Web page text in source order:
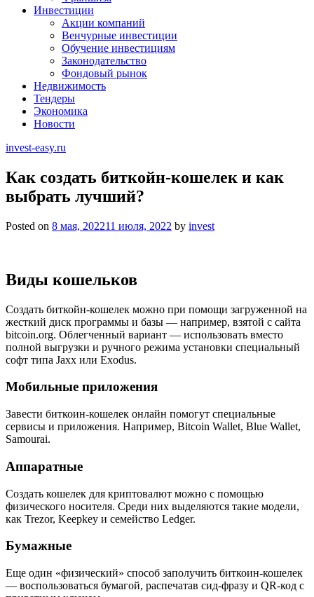
Инвестиции
Акции компаний
Венчурные инвестиции
Обучение инвестициям
Законодательство
Фондовый рынок
Недвижимость
Тендеры
Экономика
Новости
invest-easy.ru
Как создать биткойн-кошелек и как
выбрать лучший?
Posted on 8 мая, 202211 июля, 2022 by invest
Виды кошельков
Создать биткойн-кошелек можно при помощи загруженной на
жесткий диск программы и базы — например, взятой с сайта
bitcoin.org. Облегченный вариант — использовать вместо
полной выгрузки и ручного режима установки специальный
софт типа Jaxx или Exodus.
Мобильные приложения
Завести биткоин-кошелек онлайн помогут специальные
сервисы и приложения. Например, Bitcoin Wallet, Blue Wallet,
Samourai.
Аппаратные
Создать кошелек для криптовалют можно с помощью
физического носителя. Среди них выделяются такие модели,
как Trezor, Keepkey и семейство Ledger.
Бумажные
Еще один «физический» способ заполучить биткоин-кошелек
— воспользоваться бумагой, распечатав сид-фразу и QR-код с